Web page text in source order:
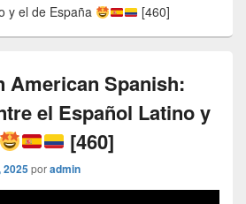
y el de España
[460]
American Spanish:
el Español Latino y
[460]
2025poradmin